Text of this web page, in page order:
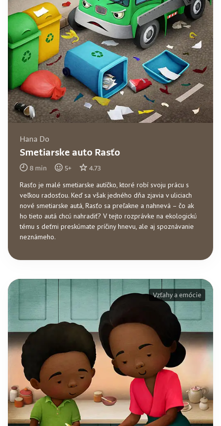
Hana Do
Smetiarske auto Rasťo
8 min 5+ 4.73
Rasťo je malé smetiarske autíčko, ktoré robí svoju prácu s
veľkou radosťou. Keď sa však jedného dňa zjavia v uliciach
nové smetiarske autá, Rasťo sa preľakne a nahnevá – čo ak
ho tieto autá chcú nahradiť? V tejto rozprávke na ekologickú
tému s deťmi preskúmate príčiny hnevu, ale aj spoznávanie
neznámeho.
Vzťahy a emócie